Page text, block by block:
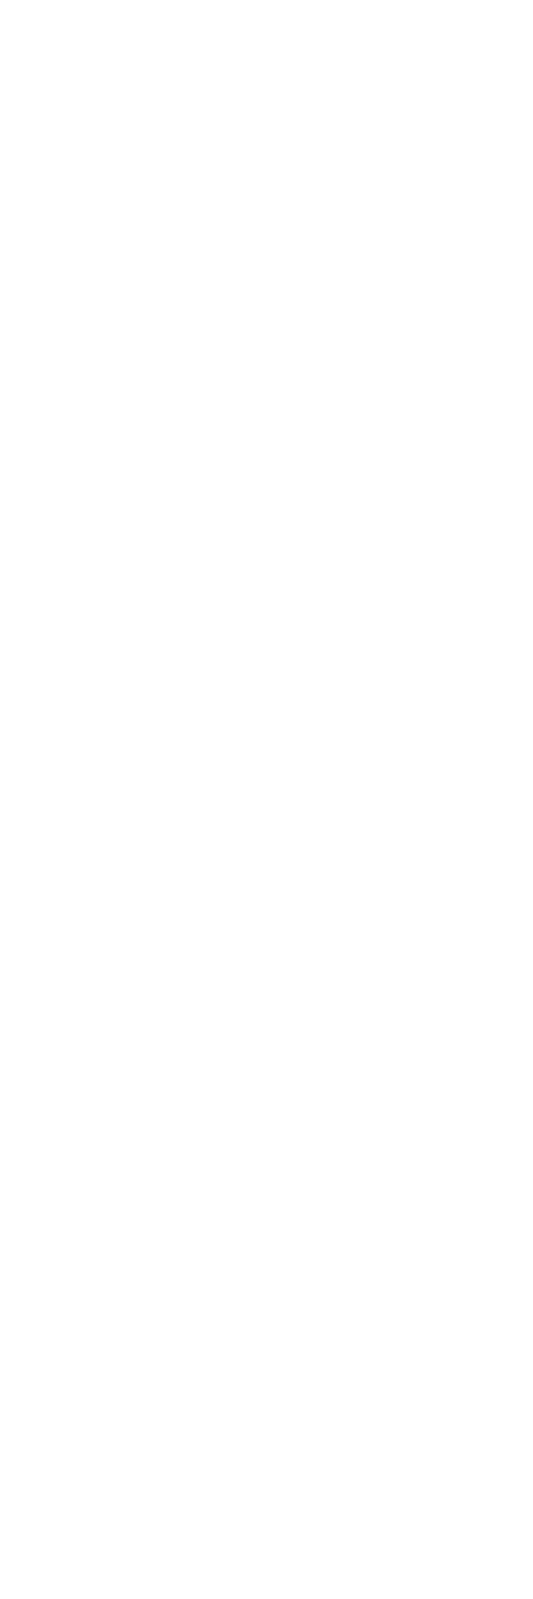
w nowym oknie
strona